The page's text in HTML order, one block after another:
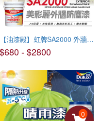
【油漆殿】虹牌SA2000 外牆防塵漆
$680 - $2800
0